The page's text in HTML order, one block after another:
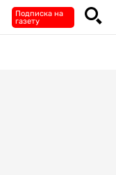
Подписка на
газету